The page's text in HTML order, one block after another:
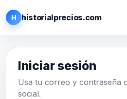
H historialprecios.com
Iniciar sesión
Usa tu correo y contraseña
social.